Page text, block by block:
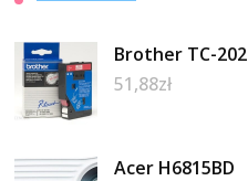
Brother TC-202
51,88zł
Acer H6815BD